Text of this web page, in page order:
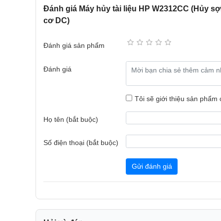
Về thiết kế
Máy hủy tài liệu HP W2312CC thiết kế màu trắng
mm, trọng lượng nhẹ chỉ 6.4kg nên dễ dàng di
lượng giấy hủy nhiều hơn.
Đánh giá Máy hủy tài liệu HP W2312CC (Hủy
cơ DC)
Đánh giá sản phẩm
Đánh giá
Tôi sẽ giới thiệu sản phẩm
Họ tên (bắt buộc)
Số điện thoại (bắt buộc)
Gửi đánh giá